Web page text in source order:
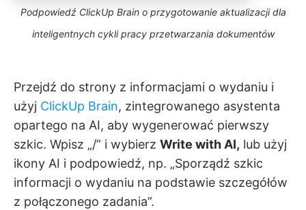
Podpowiedź ClickUp Brain o przygotowanie aktualizacji dla
inteligentnych cykli pracy przetwarzania dokumentów
Przejdź do strony z informacjami o wydaniu i
użyj ClickUp Brain, zintegrowanego asystenta
opartego na AI, aby wygenerować pierwszy
szkic. Wpisz „/” i wybierz Write with AI, lub użyj
ikony AI i podpowiedź, np. „Sporządź szkic
informacji o wydaniu na podstawie szczegółów
z połączonego zadania”.